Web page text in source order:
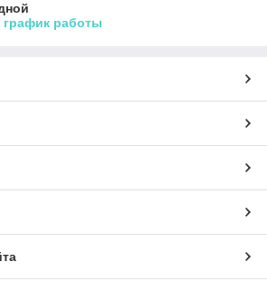
график работы